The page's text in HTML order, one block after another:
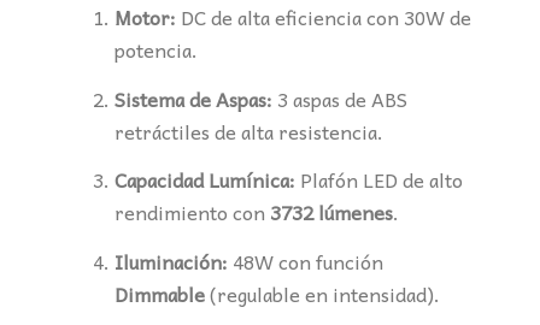
Motor: DC de alta eficiencia con 30W de
potencia.
Sistema de Aspas: 3 aspas de ABS
retráctiles de alta resistencia.
Capacidad Lumínica: Plafón LED de alto
rendimiento con 3732 lúmenes.
Iluminación: 48W con función
Dimmable(regulable en intensidad).